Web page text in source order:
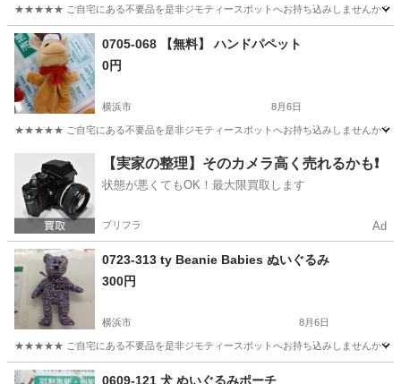
★★★★★ ご自宅にある不要品を是非ジモティースポットへお持ち込みしませんか？
神奈川 横浜市 現地
0705-068 【無料】 ハンドパペット
0円
横浜市 8月6日
★★★★★ ご自宅にある不要品を是非ジモティースポットへお持ち込みしませんか？
おもちゃ 現地
【実家の整理】そのカメラ高く売れるかも❗️
状態が悪くてもOK！最大限買取します
プリフラ Ad
0723-313 ty Beanie Babies ぬいぐるみ
300円
横浜市 8月6日
★★★★★ ご自宅にある不要品を是非ジモティースポットへお持ち込みしませんか？
神奈川 横浜市 0609-121 犬 ぬいぐるみポーチ